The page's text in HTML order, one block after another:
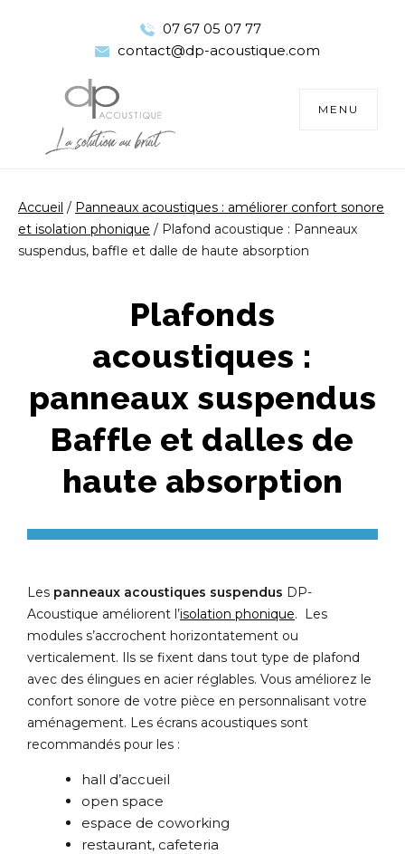
07 67 05 07 77
contact@dp-acoustique.com
TOGGLE
MENU
Accueil / Panneaux acoustiques : améliorer confort sonore
et isolation phonique / Plafond acoustique : Panneaux
suspendus, baffle et dalle de haute absorption
Plafonds
acoustiques :
panneaux suspendus
Baffle et dalles de
haute absorption
Les panneaux acoustiques suspendus DP-
Acoustique améliorent l’isolation phonique. Les
modules s’accrochent horizontatement ou
verticalement. Ils se fixent dans tout type de plafond
avec des élingues en acier réglables. Vous améliorez le
confort sonore de votre pièce en personnalisant votre
aménagement. Les écrans acoustiques sont
recommandés pour les :
hall d’accueil
open space
espace de coworking
restaurant, cafeteria